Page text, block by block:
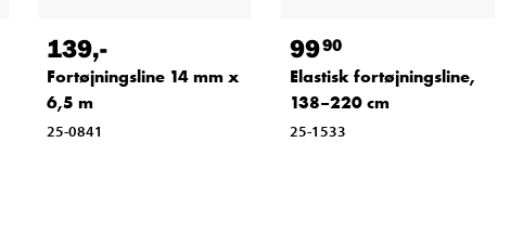
139,-
Fortøjningsline 14 mm x
6,5 m
25-0841
9990
Elastisk fortøjningsline,
138–220 cm
25-1533